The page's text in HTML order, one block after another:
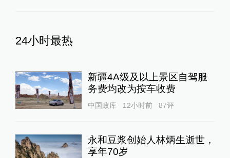
24小时最热
新疆4A级及以上景区自驾服
务费均改为按车收费
中国政库 12小时前 87评
永和豆浆创始人林炳生逝世，
享年70岁